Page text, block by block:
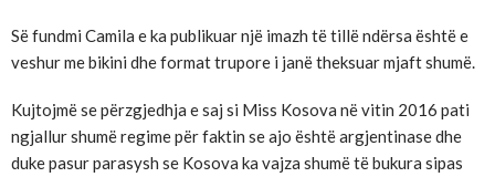
Së fundmi Camila e ka publikuar një imazh të tillë ndërsa është e
veshur me bikini dhe format trupore i janë theksuar mjaft shumë.
Kujtojmë se përzgjedhja e saj si Miss Kosova në vitin 2016 pati
ngjallur shumë regime për faktin se ajo është argjentinase dhe
duke pasur parasysh se Kosova ka vajza shumë të bukura sipas